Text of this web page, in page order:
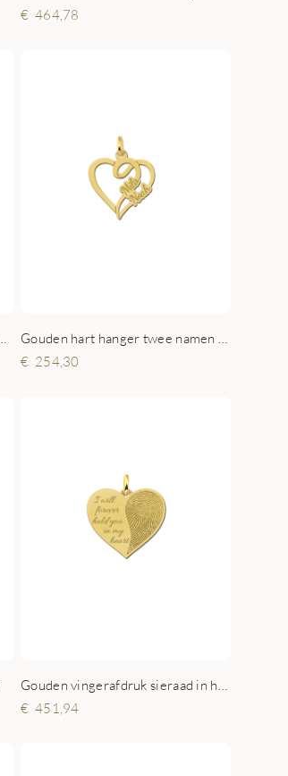
464,78
254,30
451,94